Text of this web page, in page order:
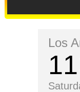
Los
11